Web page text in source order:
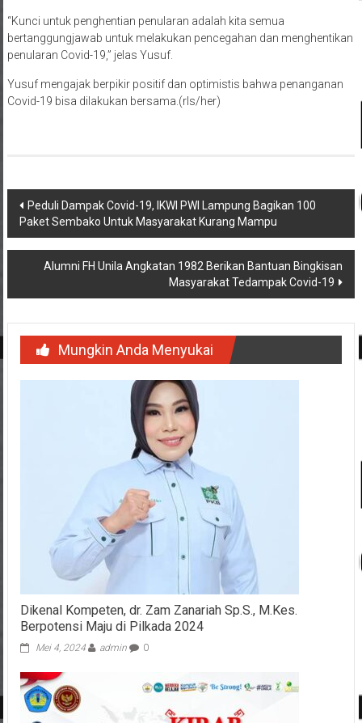
“Kunci untuk penghentian penularan adalah kita semua
bertanggungjawab untuk melakukan pencegahan dan menghentikan
penularan Covid-19,” jelas Yusuf.
Yusuf mengajak berpikir positif dan optimistis bahwa penanganan
Covid-19 bisa dilakukan bersama.(rls/her)
Navigasi
pos
Peduli Dampak Covid-19, IKWI PWI Lampung Bagikan 100
Paket Sembako Untuk Masyarakat Kurang Mampu
Alumni FH Unila Angkatan 1982 Berikan Bantuan Bingkisan
Masyarakat Tedampak Covid-19
Mungkin Anda Menyukai
Dikenal Kompeten, dr. Zam Zanariah Sp.S., M.Kes.
Berpotensi Maju di Pilkada 2024
Mei 4, 2024 admin 0